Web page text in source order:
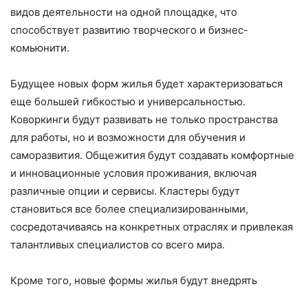
видов деятельности на одной площадке, что
способствует развитию творческого и бизнес-
комьюнити.
Будущее новых форм жилья будет характеризоваться
еще большей гибкостью и универсальностью.
Коворкинги будут развивать не только пространства
для работы, но и возможности для обучения и
саморазвития. Общежития будут создавать комфортные
и инновационные условия проживания, включая
различные опции и сервисы. Кластеры будут
становиться все более специализированными,
сосредотачиваясь на конкретных отраслях и привлекая
талантливых специалистов со всего мира.
Кроме того, новые формы жилья будут внедрять